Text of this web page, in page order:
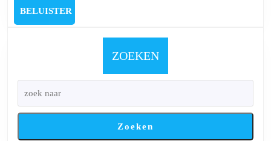
Natalie
Fonteni
Bart
Puyenbroeck,
Severine
BELUISTER
ZOEKEN
Zoeken